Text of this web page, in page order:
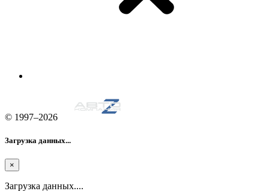
© 1997–2026
Загрузка данных...
×
Загрузка данных....